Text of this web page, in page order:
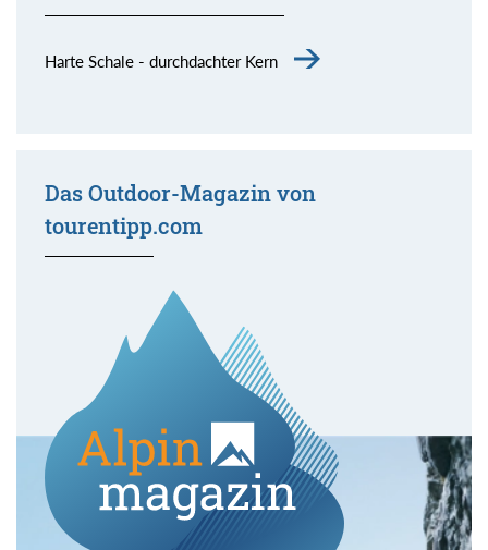
Harte Schale - durchdachter Kern
Das Outdoor-Magazin von
tourentipp.com